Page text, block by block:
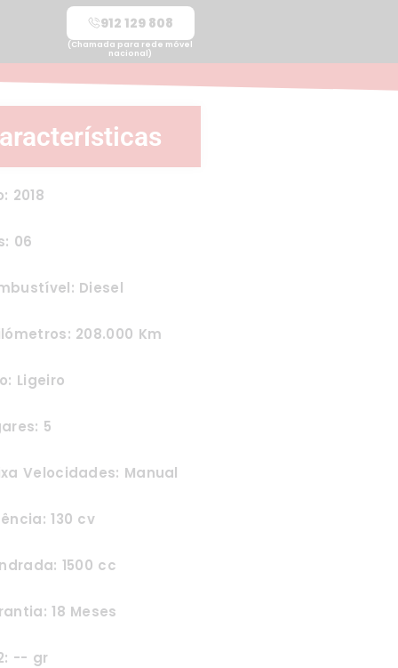
912 129 808
(Chamada para rede móvel
nacional)
2018
06
Diesel
208.000 Km
Ligeiro
5
Velocidades: Manual
130 cv
1500 cc
18 Meses
-- gr